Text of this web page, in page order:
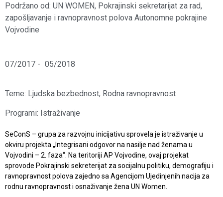
Podržano od: UN WOMEN, Pokrajinski sekretarijat za rad,
zapošljavanje i ravnopravnost polova Autonomne pokrajine
Vojvodine
07/2017 - 05/2018
Teme: Ljudska bezbednost, Rodna ravnopravnost
Programi: Istraživanje
SeConS – grupa za razvojnu inicijativu sprovela je istraživanje u
okviru projekta „Integrisani odgovor na nasilje nad ženama u
Vojvodini – 2. faza“. Na teritoriji AP Vojvodine, ovaj projekat
sprovode Pokrajinski sekreterijat za socijalnu politiku, demografiju i
ravnopravnost polova zajedno sa Agencijom Ujedinjenih nacija za
rodnu ravnopravnost i osnaživanje žena UN Women.